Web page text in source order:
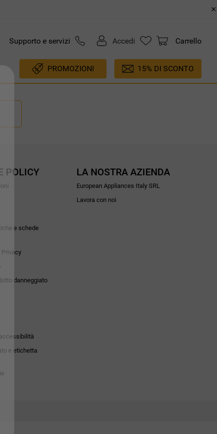
Supporto e servizi Accedi Carrello
PROMOZIONI 15% DI SCONTO
POLICY
e schede
danneggiato
e etichetta
LA NOSTRA AZIENDA
European Appliances Italy SRL
Lavora con noi